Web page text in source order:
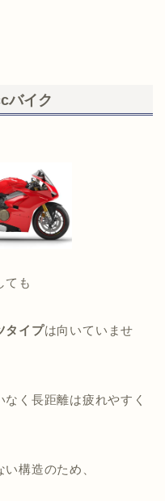
バイク
ても
タイプは向いていませ
く長距離は疲れやすく
構造のため、